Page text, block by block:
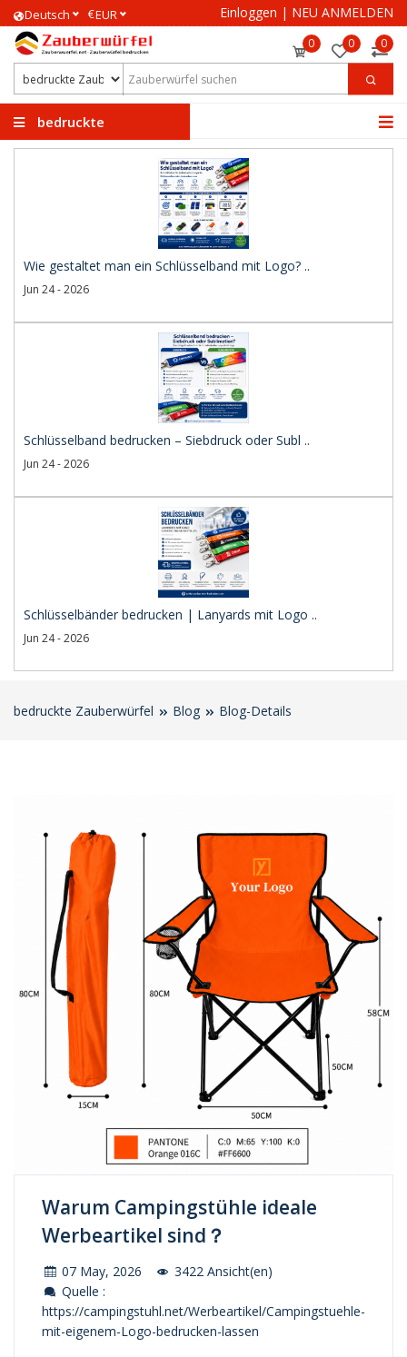
Deutsch €EUR Einloggen | NEU ANMELDEN
0 0 0
bedruckte
Wie gestaltet man ein Schlüsselband mit Logo? ..
Jun 24 - 2026
Schlüsselband bedrucken – Siebdruck oder Subl ..
Jun 24 - 2026
Schlüsselbänder bedrucken | Lanyards mit Logo ..
Jun 24 - 2026
bedruckte Zauberwürfel Blog Blog-Details
Warum Campingstühle ideale
Werbeartikel sind？
07 May, 2026
3422 Ansicht(en)
Quelle :
https://campingstuhl.net/Werbeartikel/Campingstuehle-
mit-eigenem-Logo-bedrucken-lassen